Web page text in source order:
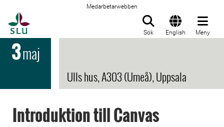
Medarbetarwebben
Sök English Meny
3maj
Ulls hus, A303 (Umeå), Uppsala
Introduktion till Canvas